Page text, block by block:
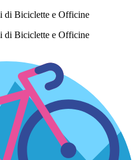
Biciclette e Officine
Biciclette e Officine